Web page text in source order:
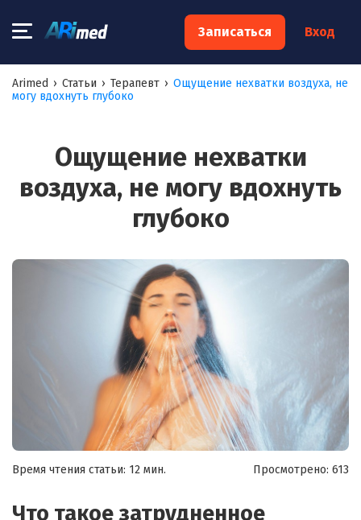
Записаться Вход
Arimed › Статьи › Терапевт › Ощущение нехватки воздуха, не
могу вдохнуть глубоко
Ощущение нехватки
воздуха, не могу вдохнуть
глубоко
Время чтения статьи: 12 мин. Просмотрено: 613
Что такое затрудненное
×
Запишитесь на консультацию к
Ваш телефон:*
Я согласен на обработку моих персональных данных